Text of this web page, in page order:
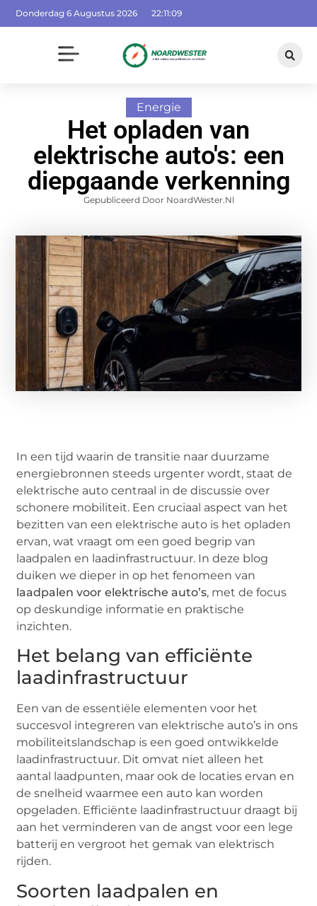
Donderdag 6 Augustus 2026 22:11:10
Energie
Het opladen van
elektrische auto's: een
diepgaande verkenning
Gepubliceerd Door NoardWester.nl
In een tijd waarin de transitie naar duurzame
energiebronnen steeds urgenter wordt, staat de
elektrische auto centraal in de discussie over
schonere mobiliteit. Een cruciaal aspect van het
bezitten van een elektrische auto is het opladen
ervan, wat vraagt om een goed begrip van
laadpalen en laadinfrastructuur. In deze blog
duiken we dieper in op het fenomeen van
laadpalen voor elektrische auto’s, met de focus
op deskundige informatie en praktische
inzichten.
Het belang van efficiënte
laadinfrastructuur
Een van de essentiële elementen voor het
succesvol integreren van elektrische auto’s in ons
mobiliteitslandschap is een goed ontwikkelde
laadinfrastructuur. Dit omvat niet alleen het
aantal laadpunten, maar ook de locaties ervan en
de snelheid waarmee een auto kan worden
opgeladen. Efficiënte laadinfrastructuur draagt bij
aan het verminderen van de angst voor een lege
batterij en vergroot het gemak van elektrisch
rijden.
Soorten laadpalen en